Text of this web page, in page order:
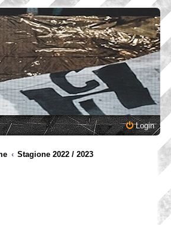
Login
Stagione 2022 / 2023